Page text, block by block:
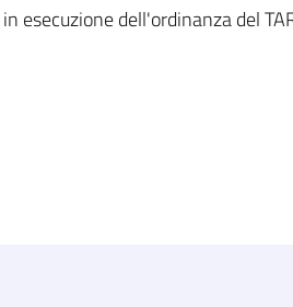
esecuzione dell'ordinanza del